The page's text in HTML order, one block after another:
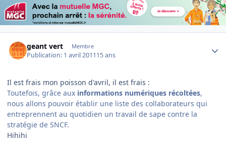
geant vert Membre
Publication: 1 avril 201115 ans
Il est frais mon poisson d'avril, il est frais :
Toutefois, grâce aux informations numériques récoltées,
nous allons pouvoir établir une liste des collaborateurs qui
entreprennent au quotidien un travail de sape contre la
stratégie de SNCF.
Hihihi